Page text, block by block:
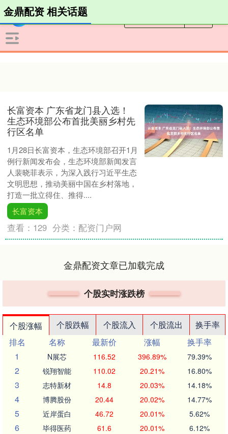
金鼎配资 相关话题
长富资本 广东省龙门县入选！
生态环境部公布首批美丽乡村先
行区名单
1月28日长富资本，生态环境部召开1月
例行新闻发布会，生态环境部新闻发言
人裴晓菲表示，为深入践行习近平生态
文明思想，推动美丽中国在乡村落地，
打造一批立得住、推得....
长富资本
查看： 129 分类： 配资门户网
金鼎配资文章已加载完成
个股实时涨跌榜
个股涨幅 个股跌幅 个股流入 个股流出
换手率
排名
名称 最新价 涨幅
换手率
1
N展芯 116.52 396.89% 79.39%
2 锐翔智能 110.02 20.21% 16.80%
3 志特新材 14.8 20.03% 14.18%
4 博腾股份 20.44 20.02% 14.77%
5 近岸蛋白 46.72 20.01% 5.62%
6 毕得医药 61.6 20.01% 6.12%